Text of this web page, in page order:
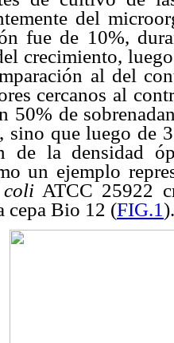
del
fue de 10%,
crecimiento,
al del
cercanos al
50% de
sino que luego de
de la densidad
un ejemplo
coliATCC 25922
cepa Bio 12 (FIG.1).